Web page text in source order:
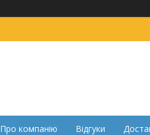
Про компанію Відгуки